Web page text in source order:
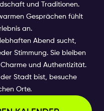
und Traditionen.
Gesprächen fühlt
an.
Abend sucht,
Stimmung. Sie bleiben
und Authentizität.
Stadt bist, besuche
Orte.